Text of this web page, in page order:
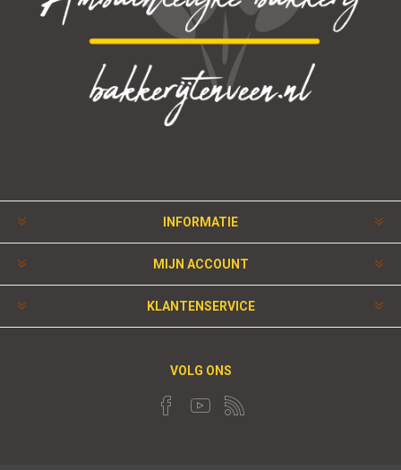
INFORMATIE
MIJN ACCOUNT
KLANTENSERVICE
VOLG ONS